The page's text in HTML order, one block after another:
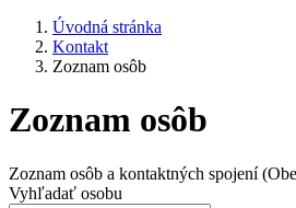
Úvodná stránka
Kontakt
Zoznam osôb
Zoznam osôb
Zoznam osôb a kontaktných spojení
Vyhľadať osobu